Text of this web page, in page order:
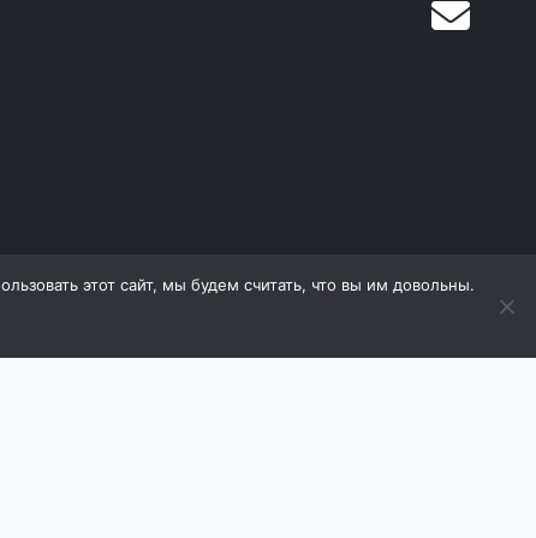
этот сайт, мы будем считать, что вы им довольны.